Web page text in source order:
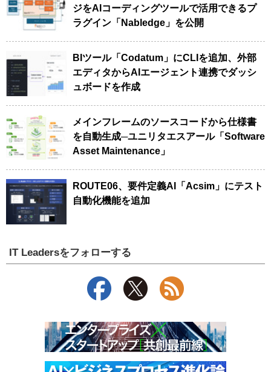
ジをAIコーディングツールで活用できるプ
ラグイン「Nabledge」を公開
BIツール「Codatum」にCLIを追加、外部
エディタからAIエージェント連携でダッシ
ュボードを作成
メインフレームのソースコードから仕様書
を自動生成─ユニリタエスアール「Software
Asset Maintenance」
ROUTE06、要件定義AI「Acsim」にテスト
自動化機能を追加
IT Leadersをフォローする